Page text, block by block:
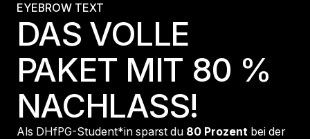
EYEBROW TEXT
DAS VOLLE
PAKET MIT 80 %
NACHLASS!
Als DHfPG-Student*in sparst du 80 Prozent bei der